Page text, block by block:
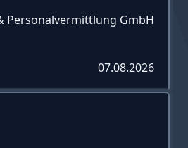
Personalvermittlung GmbH
07.08.2026